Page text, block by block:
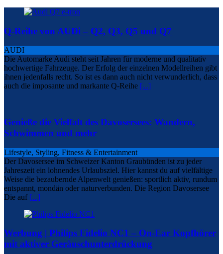
Q-Reihe von AUDi – Q2, Q3, Q5 und Q7
AUDI
Die Automarke Audi steht seit Jahren für moderne und qualitativ
hochwertige Fahrzeuge. Der Erfolg der einzelnen Modellreihen gibt
ihnen jedenfalls recht. So ist es dann auch nicht verwunderlich, dass
auch die imposante und markante Q-Reihe [...]
Genieße die Vielfalt des Davosersees: Wandern,
Schwimmen und mehr
Lifestyle, Styling, Fitness & Entertainment
Der Davosersee im Schweizer Kanton Graubünden ist zu jeder
Jahreszeit ein lohnendes Urlaubsziel. Hier kannst du auf vielfältige
Weise die bezaubernde Alpenwelt genießen: sportlich aktiv, rundum
entspannt, mondän oder naturverbunden. Die Region Davosersee
Die auf [...]
Werbung | Philips Fidelio NC1 – On-Ear Kopfhörer
mit aktiver Geräuschunterdrückung